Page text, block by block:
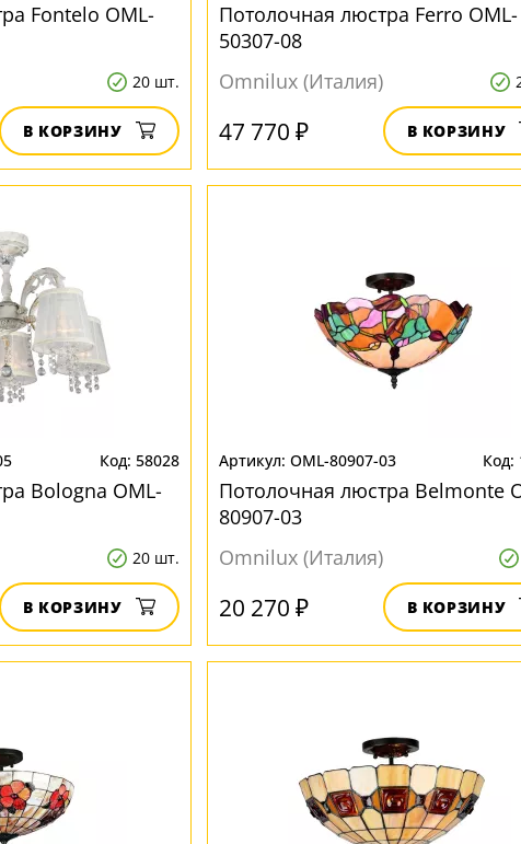
Fontelo OML-
20 шт.
В КОРЗИНУ
Потолочная люстра Ferro OML-
50307-08
Omnilux (Италия)
47 770 ₽ В КОРЗИНУ
58028
Bologna OML-
20 шт.
В КОРЗИНУ
OML-80907-03
Потолочная люстра Belmonte
80907-03
Omnilux (Италия)
20 270 ₽ В КОРЗИНУ